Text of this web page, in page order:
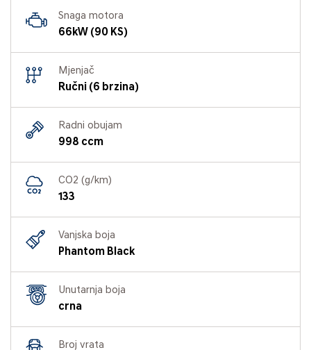
Snaga motora
66kW (90 KS)
Mjenjač
Ručni (6 brzina)
Radni obujam
998 ccm
CO2 (g/km)
133
Vanjska boja
Phantom Black
Unutarnja boja
crna
Broj vrata